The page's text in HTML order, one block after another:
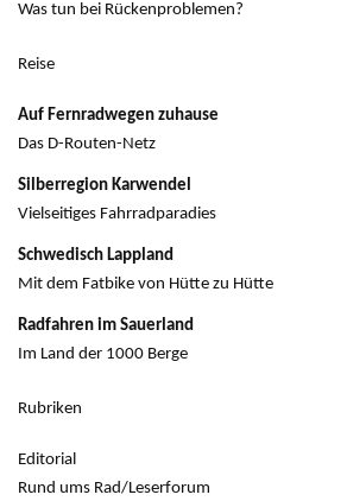
Was tun bei Rückenproblemen?
Reise
Auf Fernradwegen zuhause
Das D-Routen-Netz
Silberregion Karwendel
Vielseitiges Fahrradparadies
Schwedisch Lappland
Mit dem Fatbike von Hütte zu Hütte
Radfahren im Sauerland
Im Land der 1000 Berge
Rubriken
Editorial
Rund ums Rad/Leserforum